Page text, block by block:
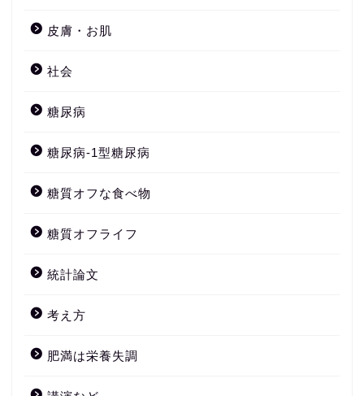
皮膚・お肌
社会
糖尿病
糖尿病-1型糖尿病
糖質オフな食べ物
糖質オフライフ
統計論文
考え方
肥満は栄養失調